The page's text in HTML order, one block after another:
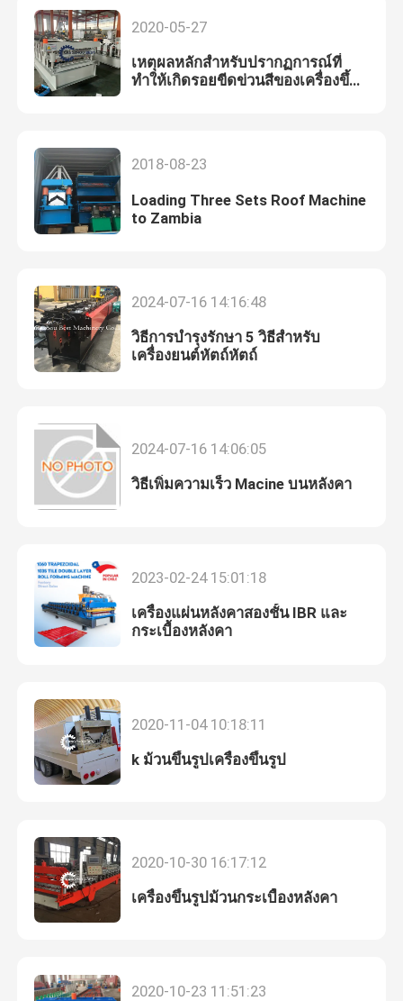
สินค้า
ทัวร์โรงงาน
ควบคุมคุณภาพ
2020-05-27
เหตุผลหลักสำหรับปรากฏการณ์ที่
ทำให้เกิดรอยขีดข่วนสีของเครื่องขึ้น
2018-08-23
Loading Three Sets Roof Machine
to Zambia
2024-07-16 14:16:48
วิธีการบํารุงรักษา 5 วิธีสําหรับ
เครื่องยนต์หัตถ์หัตถ์
2024-07-16 14:06:05
วิธีเพิ่มความเร็ว Macine บนหลังคา
2023-02-24 15:01:18
เครื่องแผ่นหลังคาสองชั้น IBR และ
กระเบื้องหลังคา
2020-11-04 10:18:11
k ม้วนขึ้นรูปเครื่องขึ้นรูป
2020-10-30 16:17:12
เครื่องขึ้นรูปม้วนกระเบื้องหลังคา
2020-10-23 11:51:23